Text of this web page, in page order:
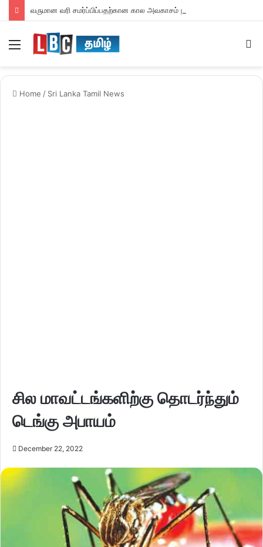
வருமான வரி சமர்ப்பிப்பதற்கான கால அவகாசம் நீடிப்பு
Home / Sri Lanka Tamil News
சில மாவட்டங்களிற்கு தொடர்ந்தும்
டெங்கு அபாயம்
December 22, 2022